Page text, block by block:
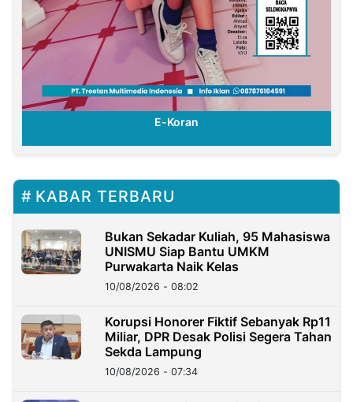
E-Koran
KABAR TERBARU
Bukan Sekadar Kuliah, 95 Mahasiswa
UNISMU Siap Bantu UMKM
Purwakarta Naik Kelas
10/08/2026 - 08:02
Korupsi Honorer Fiktif Sebanyak Rp11
Miliar, DPR Desak Polisi Segera Tahan
Sekda Lampung
10/08/2026 - 07:34